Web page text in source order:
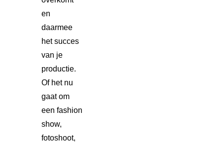
en
daarmee
het succes
van je
productie.
Of het nu
gaat om
een fashion
show,
fotoshoot,